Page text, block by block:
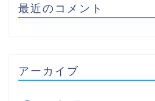
最近のコメント
アーカイブ